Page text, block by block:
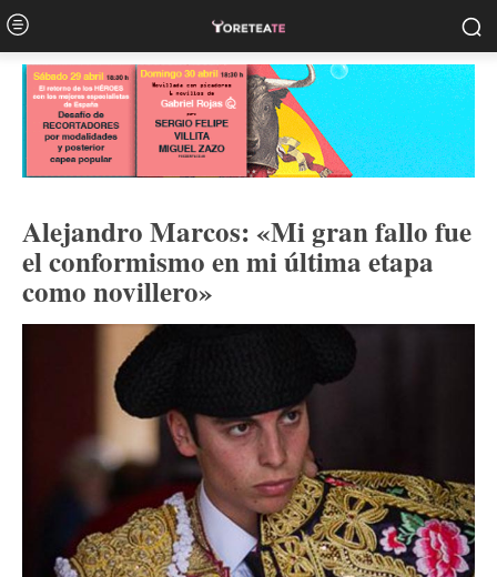
Alejandro Marcos: «Mi gran fallo fue
el conformismo en mi última etapa
como novillero»